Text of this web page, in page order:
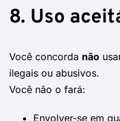
8. Uso
Você concorda não
ilegais ou abusivos.
Você não o fará:
Envolver-se em